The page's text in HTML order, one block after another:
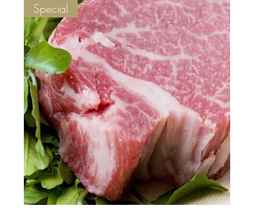
$
7
4
.
7
5
／
4
5
0
0
m
L
Special